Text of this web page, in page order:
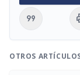
format_quote
OTROS